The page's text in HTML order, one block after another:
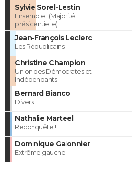
Sylvie Sorel-Lestin
Ensemble ! (Majorité
présidentielle)
Jean-François Leclerc
Les Républicains
Christine Champion
Union des Démocrates et
Indépendants
Bernard Bianco
Divers
Nathalie Marteel
Reconquête !
Dominique Galonnier
Extrême gauche